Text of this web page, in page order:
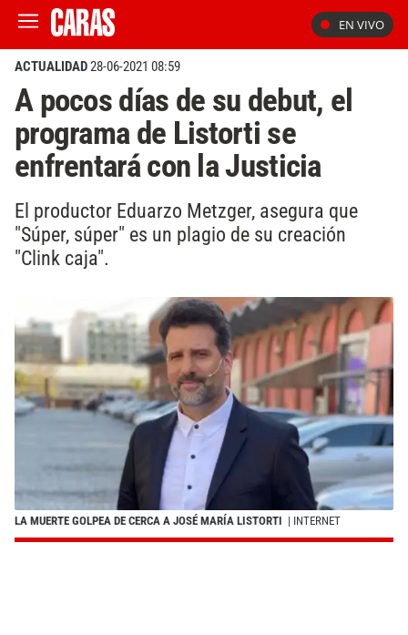
EN VIVO
ACTUALIDAD28-06-2021 08:59
A pocos días de su debut, el
programa de Listorti se
enfrentará con la Justicia
El productor Eduarzo Metzger, asegura que
"Súper, súper" es un plagio de su creación
"Clink caja".
LA MUERTE GOLPEA DE CERCA A JOSÉ MARÍA LISTORTI | INTERNET